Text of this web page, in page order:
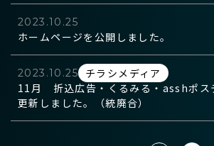
2023.10.25
ホームページを公開しました。
2023.10.25
チラシメディア
11月 折込広告・くるみる・asshポス
更新しました。（統廃合）